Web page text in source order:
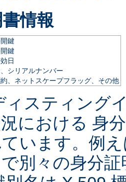
情報
鍵
鍵
日
シリアルナンバー
、ネットスケープフラッグ、その他
ィスティング
における 身
います。例
別々の身分